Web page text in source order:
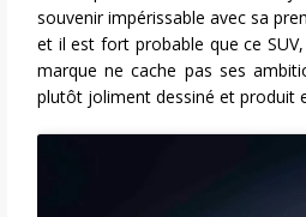
souvenir impérissable avec sa
et il est fort probable que ce
marque ne cache pas ses
plutôt joliment dessiné et produit